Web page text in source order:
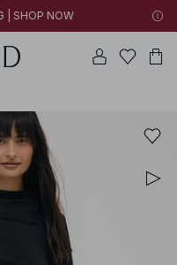
| SHOP NOW